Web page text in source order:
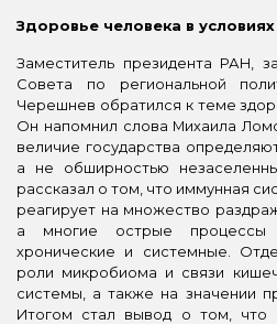
Здоровье человека в
Заместитель президента РАН,
Совета по региональной
Черешнев обратился к теме
Он напомнил слова Михаила
величие государства
а не обширностью
рассказал о том, что иммунная
реагирует на множество
а многие острые процессы
хронические и системные.
роли микробиома и связи
системы, а также на значении
Итогом стал вывод о том, что